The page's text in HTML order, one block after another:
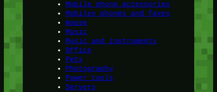
Mobile phone accessories
Mobiles phones and faxes
mouse
Music
Music and instruments
Office
Pets
Photography
Power tools
Servers